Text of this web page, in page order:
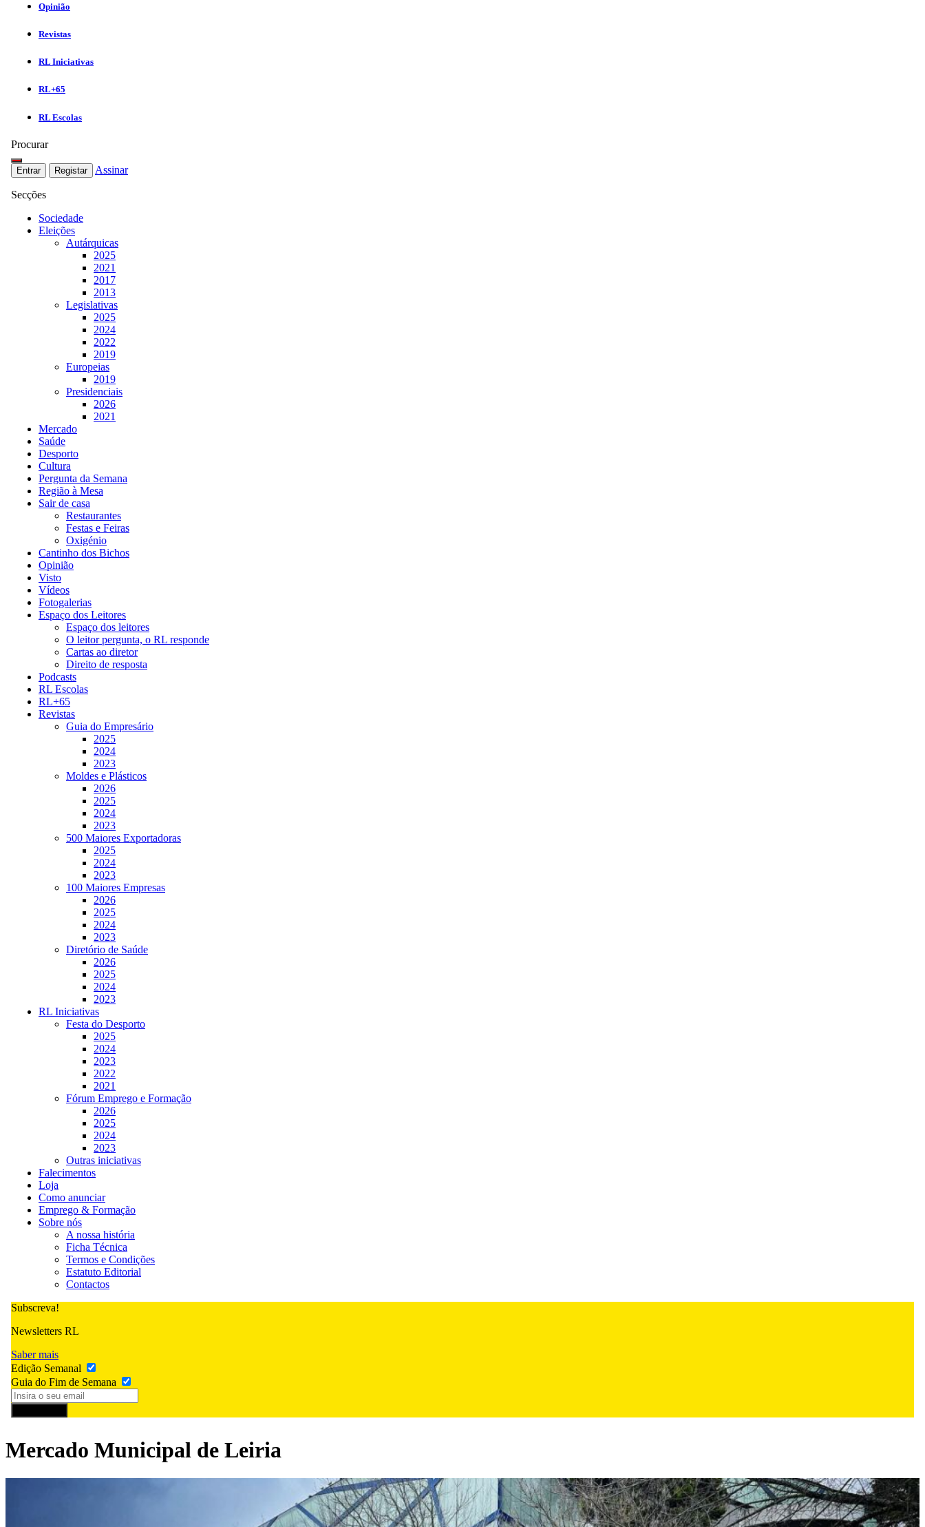
Opinião
Revistas
RL Iniciativas
RL+65
RL Escolas
Procurar
Entrar Registar Assinar
Secções
Sociedade
Eleições
Autárquicas
2025
2021
2017
2013
Legislativas
2025
2024
2022
2019
Europeias
2019
Presidenciais
2026
2021
Mercado
Saúde
Desporto
Cultura
Pergunta da Semana
Região à Mesa
Sair de casa
Restaurantes
Festas e Feiras
Oxigénio
Cantinho dos Bichos
Opinião
Visto
Vídeos
Fotogalerias
Espaço dos Leitores
Espaço dos leitores
O leitor pergunta, o RL responde
Cartas ao diretor
Direito de resposta
Podcasts
RL Escolas
RL+65
Revistas
Guia do Empresário
2025
2024
2023
Moldes e Plásticos
2026
2025
2024
2023
500 Maiores Exportadoras
2025
2024
2023
100 Maiores Empresas
2026
2025
2024
2023
Diretório de Saúde
2026
2025
2024
2023
RL Iniciativas
Festa do Desporto
2025
2024
2023
2022
2021
Fórum Emprego e Formação
2026
2025
2024
2023
Outras iniciativas
Falecimentos
Loja
Como anunciar
Emprego & Formação
Sobre nós
A nossa história
Ficha Técnica
Termos e Condições
Estatuto Editorial
Contactos
Subscreva!
Newsletters RL
Saber mais
Edição Semanal
Guia do Fim de Semana
Mercado Municipal de Leiria